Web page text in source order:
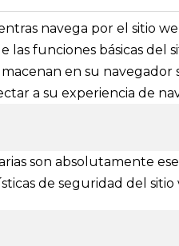
navega por el sitio
las funciones básicas del
en su
a su experiencia de
son absolutamente
de seguridad del